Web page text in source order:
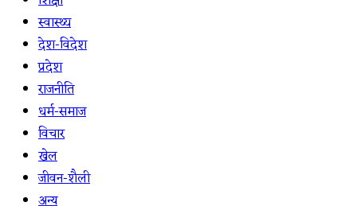
स्वास्थ्य
देश-विदेश
प्रदेश
राजनीति
धर्म-समाज
विचार
खेल
जीवन-शैली
अन्य